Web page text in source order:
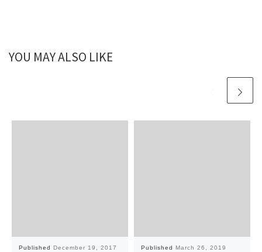
YOU MAY ALSO LIKE
Published December 19, 2017 Published March 26, 2019